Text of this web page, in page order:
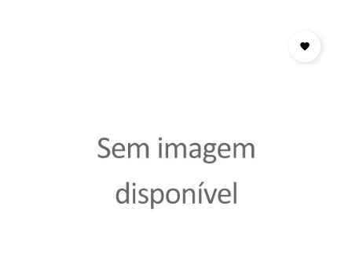
